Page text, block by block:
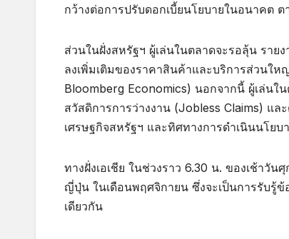
กว้างต่อการปรับดอกเบี้ยนโยบายในอนาคต
ส่วนในฝั่งสหรัฐฯ ผู้เล่นในตลาดจะรอลุ้น รา
ลงเพิ่มเติมของราคาสินค้าและบริการส่วนใ
Bloomberg Economics) นอกจากนี้ ผู้เล่นใ
สวัสดิการการว่างงาน (Jobless Claims) แ
เศรษฐกิจสหรัฐฯ และทิศทางการดำเนินนโยบ
ทางฝั่งเอเชีย ในช่วงราว 6.30 น. ของเช้าวั
ญี่ปุ่น ในเดือนพฤศจิกายน ซึ่งจะเป็นการรับรู้
เดียวกัน